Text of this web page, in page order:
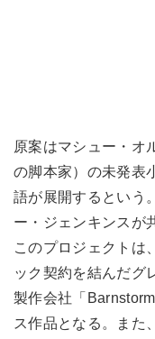
原案はマシュー・オ
の脚本家）の未発表
語が展開するという
ー・ジェンキンスが
このプロジェクトは
ック契約を結んだグ
製作会社「
ス作品となる。また